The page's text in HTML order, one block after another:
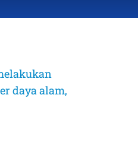
daya alam,